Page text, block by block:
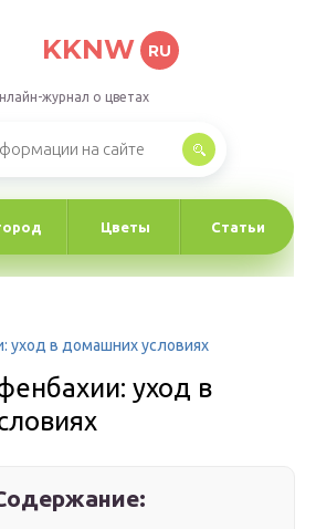
KKNW RU
журнал о цветах
Цветы Статьи
уход в домашних условиях
уход в